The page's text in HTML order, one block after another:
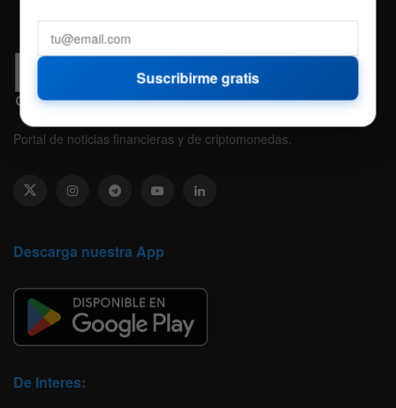
Portal de noticias financieras y de criptomonedas.
Descarga nuestra App
De Interes:
Suscribirme gratis